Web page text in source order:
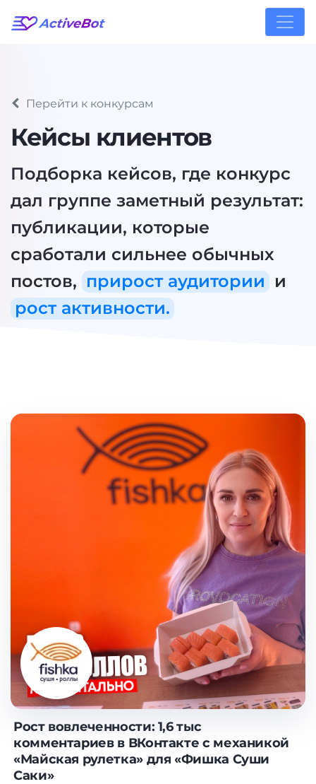
Перейти к конкурсам
Кейсы клиентов
Подборка кейсов, где конкурс
дал группе заметный результат:
публикации, которые
сработали сильнее обычных
постов, прирост аудитории и
рост активности.
Рост вовлеченности: 1,6 тыс
комментариев в ВКонтакте с механикой
«Майская рулетка» для «Фишка Суши
Саки»